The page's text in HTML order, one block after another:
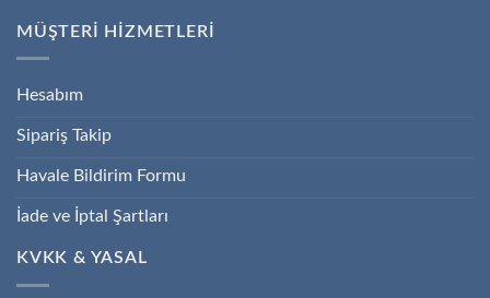
MÜŞTERİ HİZMETLERİ
Hesabım
Sipariş Takip
Havale Bildirim Formu
İade ve İptal Şartları
KVKK & YASAL